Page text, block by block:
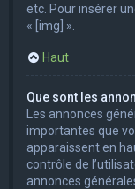
etc. Pour insérer
« [img] ».
Haut
Que sont les
Les annonces
importantes que
apparaissent en
contrôle de
annonces